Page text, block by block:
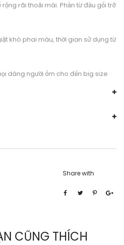
rãi thoải mái. Phần từ đầu gối trở
khó phai màu, thời gian sử dụng từ
dáng người ốm cho đến big size
Share with
CŨNG THÍCH